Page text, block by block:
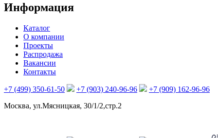
Информация
Каталог
О компании
Проекты
Распродажа
Вакансии
Контакты
+7 (499) 350-61-50 +7 (903) 240-96-96
+7 (909) 162-96-96
Москва, ул.Мясницкая, 30/1/2,стр.2